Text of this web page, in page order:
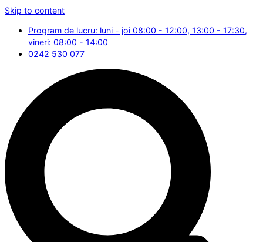
Skip to content
Program de lucru: luni - joi 08:00 - 12:00, 13:00 - 17:30,
vineri: 08:00 - 14:00
0242 530 077